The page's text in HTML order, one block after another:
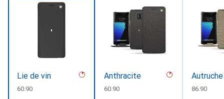
Lie de vin
CHF
60.90
Anthracite
CHF
60.90 CHF
86.90